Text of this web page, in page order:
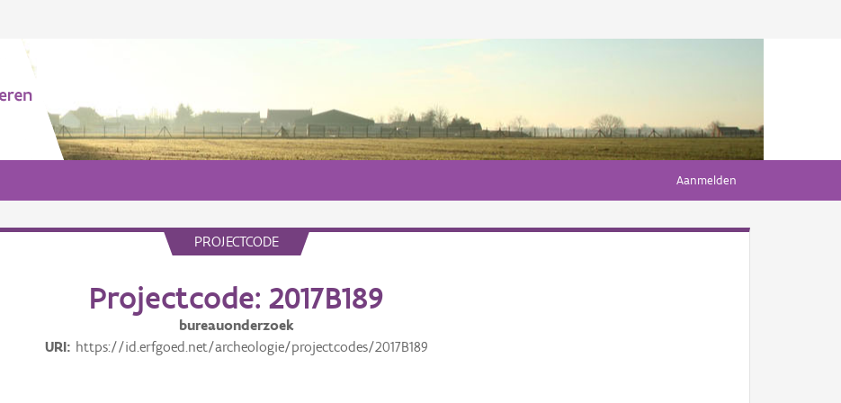
Aanmelden
PROJECTCODE
Projectcode: 2017B189
bureauonderzoek
URI https://id.erfgoed.net/archeologie/projectcodes/2017B189